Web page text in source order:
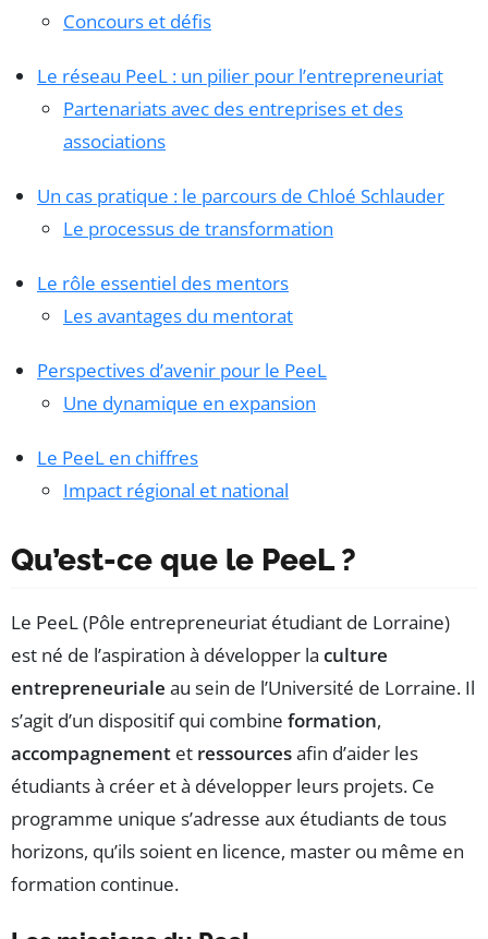
Concours et défis
Le réseau PeeL : un pilier pour l’entrepreneuriat
Partenariats avec des entreprises et des
associations
Un cas pratique : le parcours de Chloé Schlauder
Le processus de transformation
Le rôle essentiel des mentors
Les avantages du mentorat
Perspectives d’avenir pour le PeeL
Une dynamique en expansion
Le PeeL en chiffres
Impact régional et national
Qu’est-ce que le PeeL ?
Le PeeL (Pôle entrepreneuriat étudiant de Lorraine)
est né de l’aspiration à développer la culture
entrepreneuriale au sein de l’Université de Lorraine. Il
s’agit d’un dispositif qui combine formation,
accompagnement et ressourcesafin d’aider les
étudiants à créer et à développer leurs projets. Ce
programme unique s’adresse aux étudiants de tous
horizons, qu’ils soient en licence, master ou même en
formation continue.